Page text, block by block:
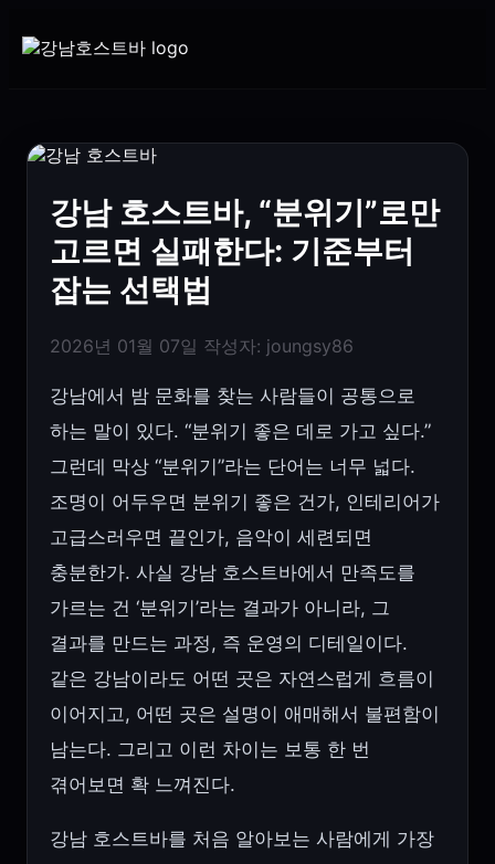
강남 호스트바, “분위기”로만
고르면 실패한다: 기준부터
잡는 선택법
2026년 01월 07일 작성자: joungsy86
강남에서 밤 문화를 찾는 사람들이 공통으로
하는 말이 있다. “분위기 좋은 데로 가고 싶다.”
그런데 막상 “분위기”라는 단어는 너무 넓다.
조명이 어두우면 분위기 좋은 건가, 인테리어가
고급스러우면 끝인가, 음악이 세련되면
충분한가. 사실 강남 호스트바에서 만족도를
가르는 건 ‘분위기’라는 결과가 아니라, 그
결과를 만드는 과정, 즉 운영의 디테일이다.
같은 강남이라도 어떤 곳은 자연스럽게 흐름이
이어지고, 어떤 곳은 설명이 애매해서 불편함이
남는다. 그리고 이런 차이는 보통 한 번
겪어보면 확 느껴진다.
강남 호스트바를 처음 알아보는 사람에게 가장